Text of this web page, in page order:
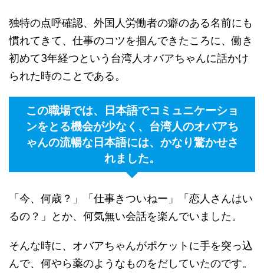
独特の点呼確認、外国人労働者の癖のある名前にも
慣れてきて、仕事のコツを掴んできたころに、働き
初めて3年経つという台湾人オバアちゃんに話かけ
られた時のことである。
この職場では、日本語でコミュニケーショ
ンをとる機会が少なく、台湾人のオバアち
ゃんの流暢な日本語には、かなり驚かせさ
れました。
「今、何歳？」「仕事きついねー」「恋人さんはい
るの？」とか、何気無い会話を楽んでいました。
そんな時に、オバアちゃんがポケットに手を突っ込
んで、何やら薬のようなものをだしていたのです。